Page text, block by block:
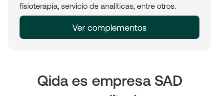
fisioterapia, servicio de analíticas, entre otros.
Ver complementos
Qida es empresa SAD